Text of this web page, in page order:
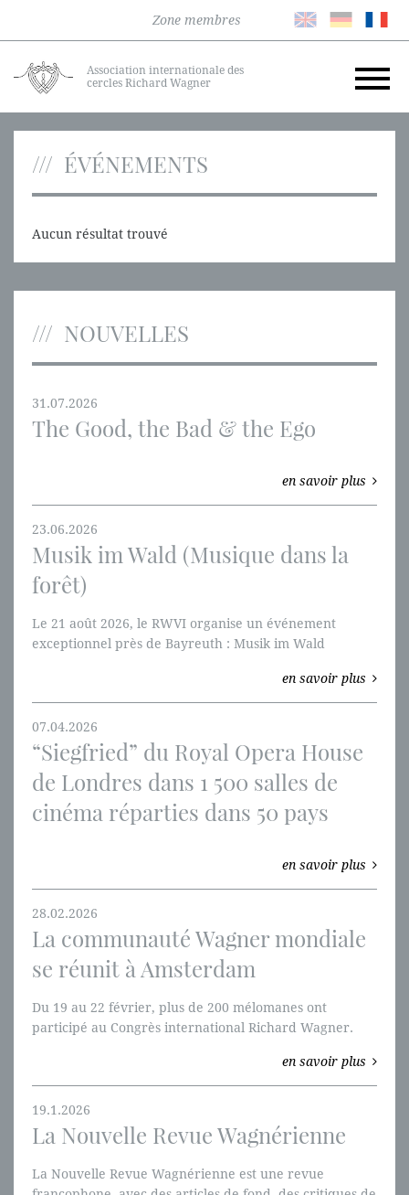
Zone membres
Association internationale des
cercles Richard Wagner
ÉVÉNEMENTS
Aucun résultat trouvé
NOUVELLES
31.07.2026
The Good, the Bad & the Ego
en savoir plus
23.06.2026
Musik im Wald (Musique dans la
forêt)
Le 21 août 2026, le RWVI organise un événement
exceptionnel près de Bayreuth : Musik im Wald
en savoir plus
07.04.2026
“Siegfried” du Royal Opera House
de Londres dans 1 500 salles de
cinéma réparties dans 50 pays
en savoir plus
28.02.2026
La communauté Wagner mondiale
se réunit à Amsterdam
Du 19 au 22 février, plus de 200 mélomanes ont
participé au Congrès international Richard Wagner.
en savoir plus
19.1.2026
La Nouvelle Revue Wagnérienne
La Nouvelle Revue Wagnérienne est une revue